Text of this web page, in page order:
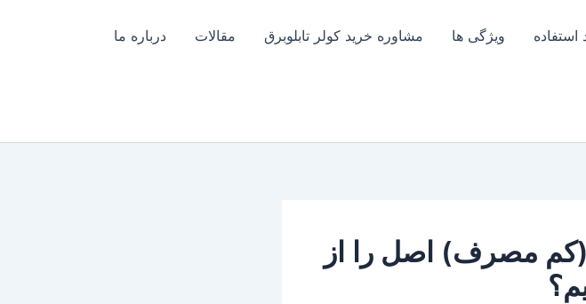
استفاده ویژگی ها مشاوره خرید کولر تابلوبرق مقالات درباره ما
(کم مصرف) اصل را از